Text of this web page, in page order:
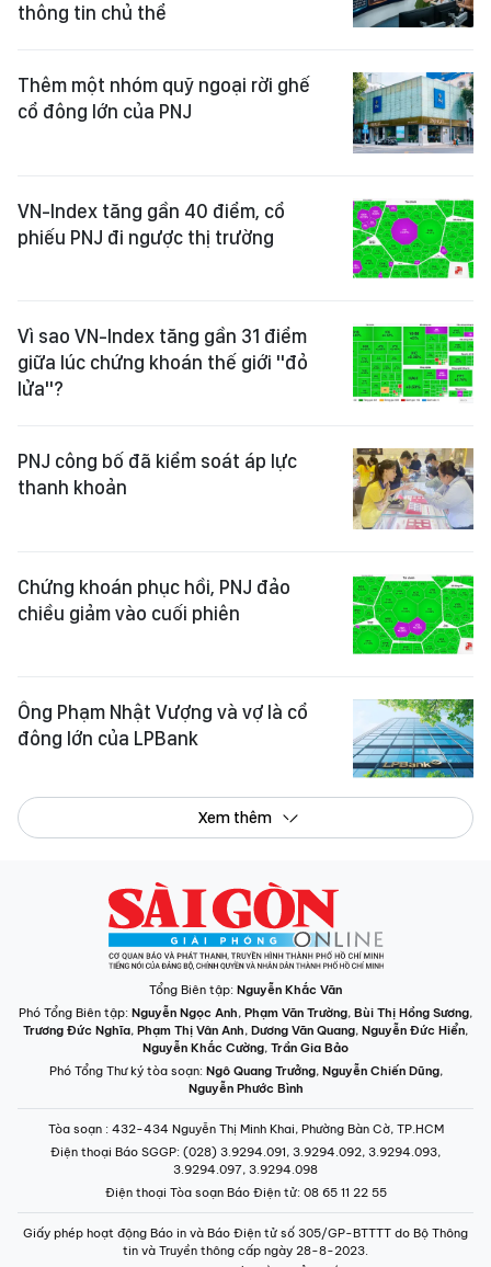
thông tin chủ thể
Thêm một nhóm quỹ ngoại rời ghế
cổ đông lớn của PNJ
VN-Index tăng gần 40 điểm, cổ
phiếu PNJ đi ngược thị trường
Vì sao VN-Index tăng gần 31 điểm
giữa lúc chứng khoán thế giới "đỏ
lửa"?
PNJ công bố đã kiểm soát áp lực
thanh khoản
Chứng khoán phục hồi, PNJ đảo
chiều giảm vào cuối phiên
Ông Phạm Nhật Vượng và vợ là cổ
đông lớn của LPBank
Xem thêm
Tổng Biên tập: Nguyễn Khắc Văn
Phó Tổng Biên tập: Nguyễn Ngọc Anh, Phạm Văn Trường, Bùi Thị Hồng Sương,
Trương Đức Nghĩa, Phạm Thị Vân Anh, Dương Văn Quang, Nguyễn Đức Hiển,
Nguyễn Khắc Cường, Trần Gia Bảo
Phó Tổng Thư ký tòa soạn: Ngô Quang Trưởng, Nguyễn Chiến Dũng,
Nguyễn Phước Bình
Tòa soạn : 432-434 Nguyễn Thị Minh Khai, Phường Bàn Cờ, TP.HCM
Điện thoại Báo SGGP: (028) 3.9294.091, 3.9294.092, 3.9294.093,
3.9294.097, 3.9294.098
Điện thoại Tòa soạn Báo Điện tử: 08 65 11 22 55
Giấy phép hoạt động Báo in và Báo Điện tử số 305/GP-BTTTT do Bộ Thông
tin và Truyền thông cấp ngày 28-8-2023.